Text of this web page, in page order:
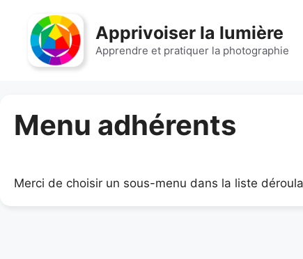
contenu
Apprivoiser la lumière
Apprendre et pratiquer la photographie
Menu adhérents
Merci de choisir un sous-menu dans la liste